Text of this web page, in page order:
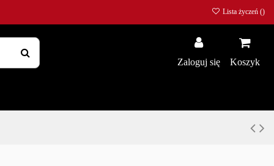
Lista życzeń ()
Zaloguj się Koszyk